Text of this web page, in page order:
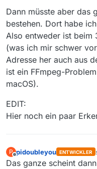
Dann müsste aber das
bestehen. Dort habe
Also entweder ist beim
(was ich mir schwer
Adresse her auch aus
ist ein FFmpeg-
macOS).
EDIT:
Hier noch ein paar
P pidoubleyou ENTWICKLER
Das ganze scheint